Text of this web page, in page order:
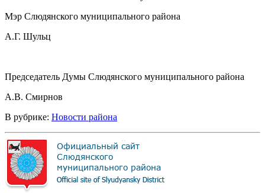
Мэр Слюдянского муниципального района
А.Г. Шульц
Председатель Думы Слюдянского муниципального района
А.В. Смирнов
В рубрике: Новости района